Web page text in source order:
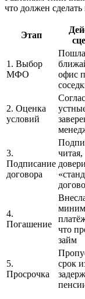
что должен
Этап
1. Выбор
МФО
офис
2. Оценка
условий
3.
Подписание
договора
читая,
4.
Погашение
что
займ
5.
Просрочка
срок